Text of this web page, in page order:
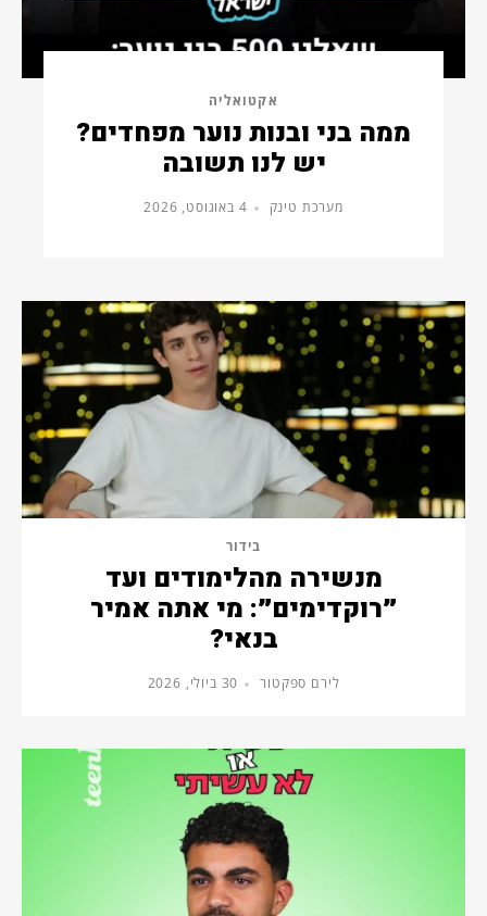
אקטואליה
ממה בני ובנות נוער מפחדים?
יש לנו תשובה
מערכת טינק 4 באוגוסט, 2026
בידור
מנשירה מהלימודים ועד
״רוקדימים״: מי אתה אמיר
בנאי?
לירם ספקטור 30 ביולי, 2026